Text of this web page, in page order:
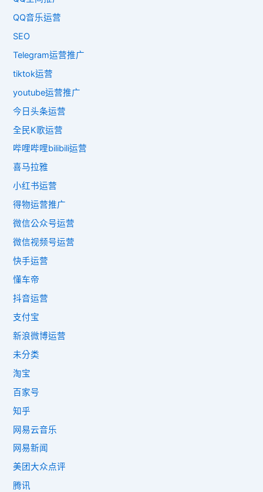
QQ音乐运营
SEO
Telegram运营推广
tiktok运营
youtube运营推广
今日头条运营
全民K歌运营
哔哩哔哩bilibili运营
喜马拉雅
小红书运营
得物运营推广
微信公众号运营
微信视频号运营
快手运营
懂车帝
抖音运营
支付宝
新浪微博运营
未分类
淘宝
百家号
知乎
网易云音乐
网易新闻
美团大众点评
腾讯